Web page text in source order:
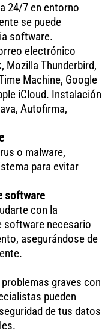
24/7 en entorno
se puede
software.
electrónico
Mozilla Thunderbird,
Machine, Google
iCloud. Instalación
Autofirma,
o malware,
para evitar
software
con la
software necesario
asegurándose de
graves con
pueden
de tus datos